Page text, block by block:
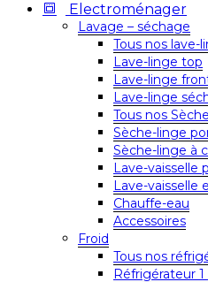
Electroménager
Lavage – séchage
Tous nos lave-
Lave-linge top
Lave-linge
Lave-linge
Tous nos
Sèche-linge
Sèche-linge à
Lave-vaisselle
Lave-vaisselle
Chauffe-eau
Accessoires
Froid
Tous nos
Réfrigérateur